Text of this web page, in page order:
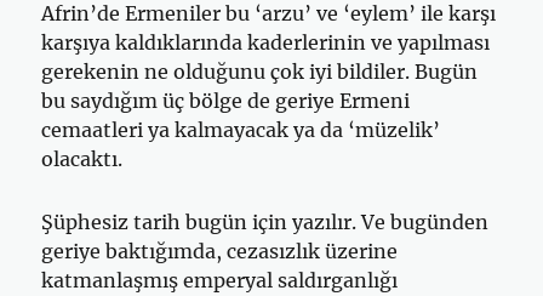
Afrin’de Ermeniler bu ‘arzu’ ve ‘eylem’ ile karşı
karşıya kaldıklarında kaderlerinin ve yapılması
gerekenin ne olduğunu çok iyi bildiler. Bugün
bu saydığım üç bölge de geriye Ermeni
cemaatleri ya kalmayacak ya da ‘müzelik’
olacaktı.
Şüphesiz tarih bugün için yazılır. Ve bugünden
geriye baktığımda, cezasızlık üzerine
katmanlaşmış emperyal saldırganlığı